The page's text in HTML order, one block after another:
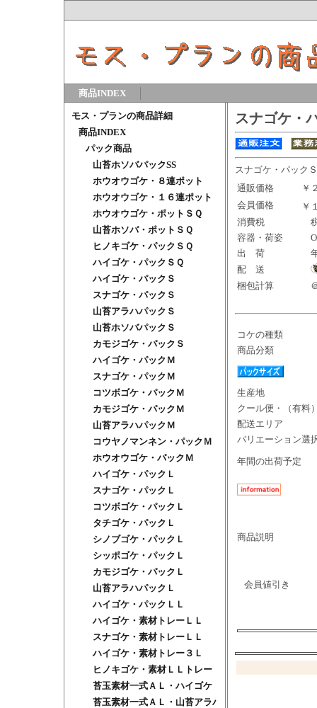
商品INDEX
モス・プランの商品詳細
商品INDEX
パック商品
山苔ホソバパックSS
ホウオウゴケ・８連ポット
ホウオウゴケ・１６連ポット
ホウオウゴケ・ポットＳＱ
山苔ホソバ・ポットＳＱ
ヒノキゴケ・パックＳＱ
ハイゴケ・パックＳＱ
ハイゴケ・パックＳ
スナゴケ・パックＳ
山苔アラハパックＳ
山苔ホソバパックＳ
カモジゴケ・パックＳ
ハイゴケ・パックＭ
スナゴケ・パックＭ
コツボゴケ・パックＭ
カモジゴケ・パックＭ
山苔アラハパックＭ
コウヤノマンネン・パックＭ
ホウオウゴケ・パックＭ
ハイゴケ・パックＬ
スナゴケ・パックＬ
コツボゴケ・パックＬ
タチゴケ・パックＬ
シノブゴケ・パックＬ
シッポゴケ・パックＬ
カモジゴケ・パックＬ
山苔アラハパックＬ
ハイゴケ・パックＬＬ
ハイゴケ・素材トレーＬＬ
スナゴケ・素材トレーＬＬ
ハイゴケ・素材トレー３Ｌ
ヒノキゴケ・素材ＬＬトレー
苔玉素材一式ＡＬ・ハイゴケ
苔玉素材一式ＡＬ・山苔アラハ
スナゴケ・
スナゴケ・パッ
通販価格
￥
会員価格
￥
消費税
容器・荷姿
出 荷
配 送
梱包計算
コケの種類
商品分類
生産地
クール便・（有料
配送エリア
バリエーション選
年間の出荷予定
商品説明
会員値引き